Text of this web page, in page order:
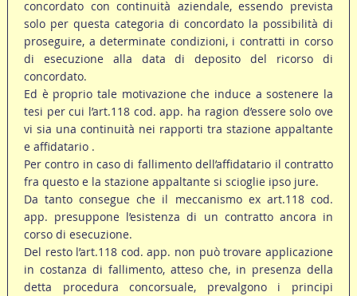
concordato con continuità aziendale, essendo prevista
solo per questa categoria di concordato la possibilità di
proseguire, a determinate condizioni, i contratti in corso
di esecuzione alla data di deposito del ricorso di
concordato.
Ed è proprio tale motivazione che induce a sostenere la
tesi per cui l’art.118 cod. app. ha ragion d’essere solo ove
vi sia una continuità nei rapporti tra stazione appaltante
e affidatario .
Per contro in caso di fallimento dell’affidatario il contratto
fra questo e la stazione appaltante si scioglie ipso jure.
Da tanto consegue che il meccanismo ex art.118 cod.
app. presuppone l’esistenza di un contratto ancora in
corso di esecuzione.
Del resto l’art.118 cod. app. non può trovare applicazione
in costanza di fallimento, atteso che, in presenza della
detta procedura concorsuale, prevalgono i principi